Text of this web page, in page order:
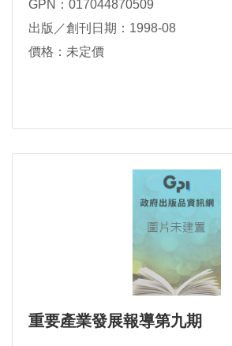
GPN：017044870509
出版／創刊日期：1998-08
價格：未定價
重要產業發展報導第九期